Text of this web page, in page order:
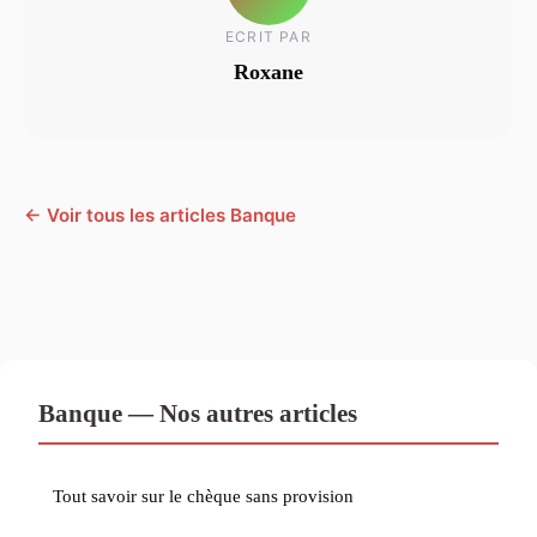
ECRIT PAR
Roxane
← Voir tous les articles Banque
Banque — Nos autres articles
Tout savoir sur le chèque sans provision